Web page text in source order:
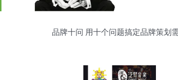
品牌十问 用十个问题搞定品牌策划